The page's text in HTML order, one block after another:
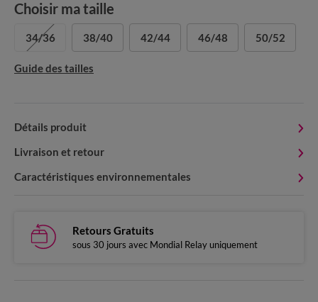
Choisir ma taille
34/36 38/40 42/44 46/48 50/52
Guide des tailles
Détails produit
Livraison et retour
Caractéristiques environnementales
Retours Gratuits
sous 30 jours avec Mondial Relay uniquement